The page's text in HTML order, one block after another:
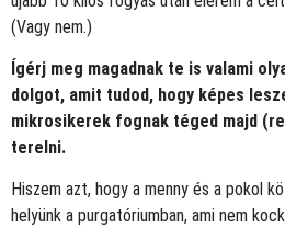
(Vagy nem.)
Ígérj meg magadnak te is valami
dolgot, amit tudod, hogy képes
mikrosikerek fognak téged majd
terelni.
Hiszem azt, hogy a menny és a pokol
helyünk a purgatóriumban, ami nem